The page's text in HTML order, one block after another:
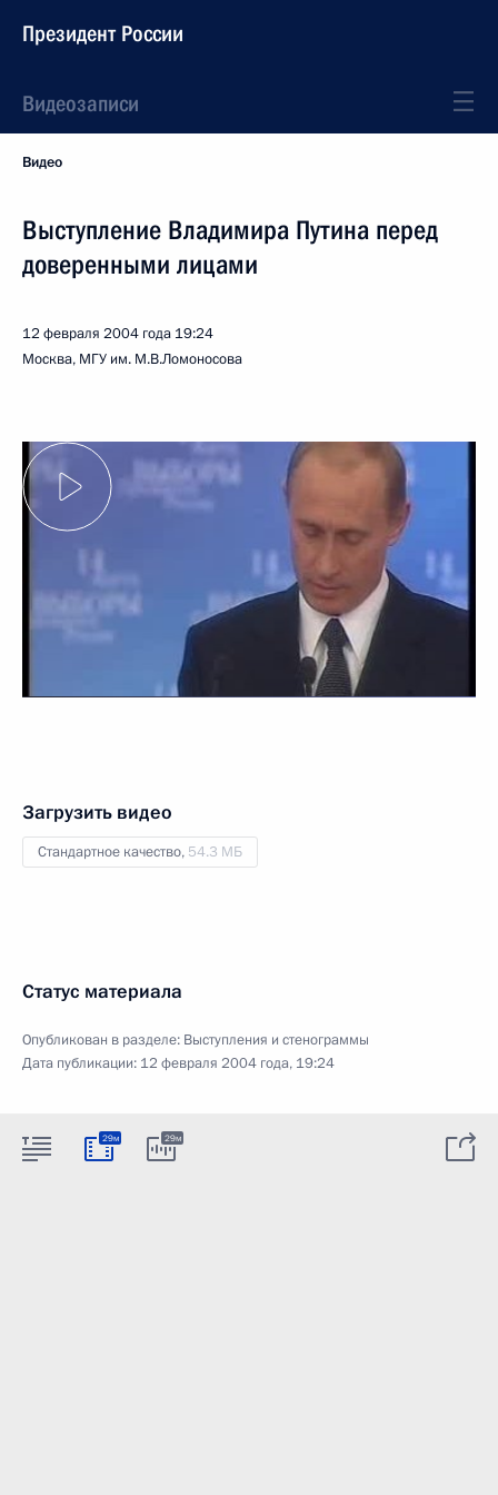
Президент России
Видеозаписи
Видео
Выступление Владимира Путина перед
доверенными лицами
12 февраля 2004 года 19:24
Москва, МГУ им. М.В.Ломоносова
Загрузить видео
Стандартное качество, 54.3 МБ
Статус материала
Опубликован в разделе: Выступления и стенограммы
Дата публикации: 12 февраля 2004 года, 19:24
29м 29м